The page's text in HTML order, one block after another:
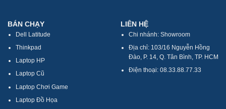
BÁN CHẠY
Dell Latitude
Thinkpad
Laptop HP
Laptop Cũ
Laptop Chơi Game
Laptop Đồ Họa
LIÊN HỆ
Chi nhánh: Showroom
Địa chỉ: 103/16 Nguyễn Hồng
Đào, P. 14, Q. Tân Bình, TP. HCM
Điện thoại: 08.33.88.77.33